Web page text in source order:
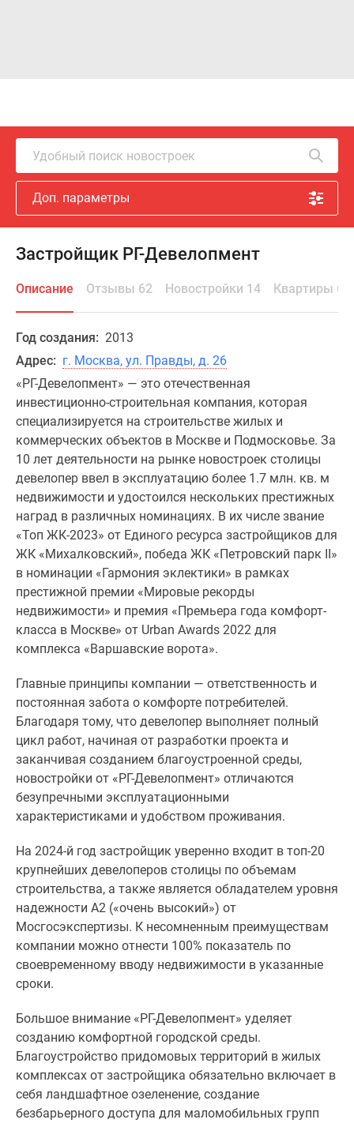
Удобный поиск новостроек
Доп. параметры
Застройщик РГ-Девелопмент
Описание Отзывы 62 Новостройки 14 Квартиры
Год создания: 2013
Адрес: г. Москва, ул. Правды, д. 26
«РГ-Девелопмент» ― это отечественная
инвестиционно-строительная компания, которая
специализируется на строительстве жилых и
коммерческих объектов в Москве и Подмосковье. За
10 лет деятельности на рынке новостроек столицы
девелопер ввел в эксплуатацию более 1.7 млн. кв. м
недвижимости и удостоился нескольких престижных
наград в различных номинациях. В их числе звание
«Топ ЖК-2023» от Единого ресурса застройщиков для
ЖК «Михалковский», победа ЖК «Петровский парк II»
в номинации «Гармония эклектики» в рамках
престижной премии «Мировые рекорды
недвижимости» и премия «Премьера года комфорт-
класса в Москве» от Urban Awards 2022 для
комплекса «Варшавские ворота».
Главные принципы компании ― ответственность и
постоянная забота о комфорте потребителей.
Благодаря тому, что девелопер выполняет полный
цикл работ, начиная от разработки проекта и
заканчивая созданием благоустроенной среды,
новостройки от «РГ-Девелопмент» отличаются
безупречными эксплуатационными
характеристиками и удобством проживания.
На 2024-й год застройщик уверенно входит в топ-20
крупнейших девелоперов столицы по объемам
строительства, а также является обладателем уровня
надежности А2 («очень высокий») от
Мосгосэкспертизы. К несомненным преимуществам
компании можно отнести 100% показатель по
своевременному вводу недвижимости в указанные
сроки.
Большое внимание «РГ-Девелопмент» уделяет
созданию комфортной городской среды.
Благоустройство придомовых территорий в жилых
комплексах от застройщика обязательно включает в
себя ландшафтное озеленение, создание
безбарьерного доступа для маломобильных групп